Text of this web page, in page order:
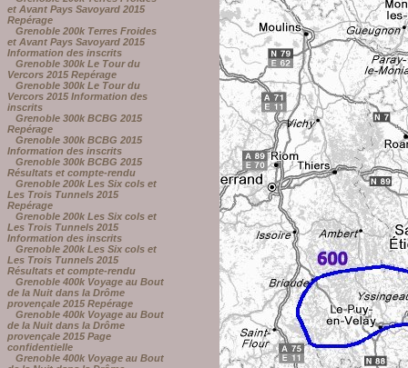
et Avant Pays Savoyard 2015
Repérage
Grenoble 200k Terres Froides
et Avant Pays Savoyard 2015
Information des inscrits
Grenoble 300k Le Tour du
Vercors 2015 Repérage
Grenoble 300k Le Tour du
Vercors 2015 Information des
inscrits
Grenoble 300k BCBG 2015
Repérage
Grenoble 300k BCBG 2015
Information des inscrits
Grenoble 300k BCBG 2015
Résultats et compte-rendu
Grenoble 200k Les Six cols et
Les Trois Tunnels 2015
Repérage
Grenoble 200k Les Six cols et
Les Trois Tunnels 2015
Information des inscrits
Grenoble 200k Les Six cols et
Les Trois Tunnels 2015
Résultats et compte-rendu
Grenoble 400k Voyage au Bout
de la Nuit dans la Drôme
provençale 2015 Repérage
Grenoble 400k Voyage au Bout
de la Nuit dans la Drôme
provençale 2015 Page
confidentielle
Grenoble 400k Voyage au Bout